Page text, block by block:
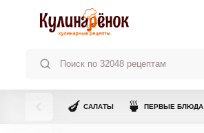
🍆 САЛАТЫ 🍵 ПЕРВЫЕ БЛЮДА